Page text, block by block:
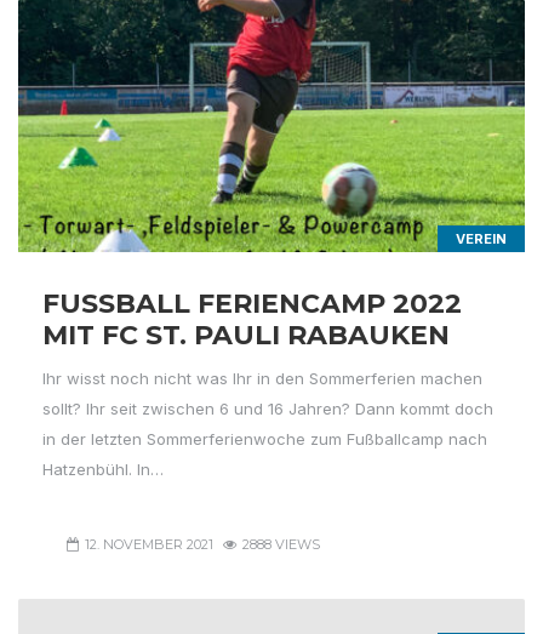
VEREIN
FUSSBALL FERIENCAMP 2022 M
IT FC ST. PAULI RABAUKEN
Ihr wisst noch nicht was Ihr in den Sommerferien machen
sollt? Ihr seit zwischen 6 und 16 Jahren? Dann kommt doch
in der letzten Sommerferienwoche zum Fußballcamp nach
Hatzenbühl. In…
12. NOVEMBER 2021 2888 VIEWS